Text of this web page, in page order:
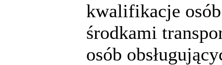
kwalifikacje
środkami
osób